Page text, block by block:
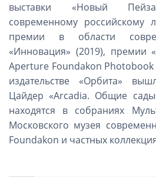
выставки «Новый
современному российскому
премии в области
«Инновация» (2019), премии
Aperture Foundakon Photobook
издательстве «Орбита»
Цайдер «Arcadia. Общие
находятся в собраниях
Московского музея
Foundakon и частных